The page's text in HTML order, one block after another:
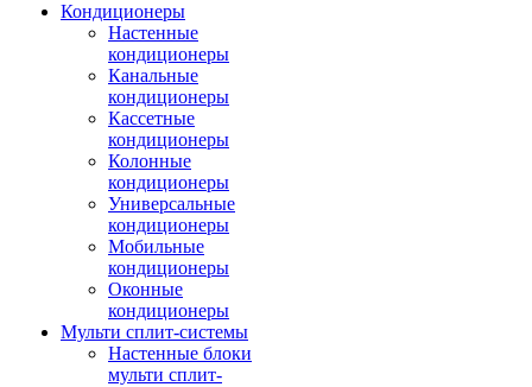
Кондиционеры
Настенные
кондиционеры
Канальные
кондиционеры
Кассетные
кондиционеры
Колонные
кондиционеры
Универсальные
кондиционеры
Мобильные
кондиционеры
Оконные
кондиционеры
Мульти сплит-системы
Настенные блоки
мульти сплит-